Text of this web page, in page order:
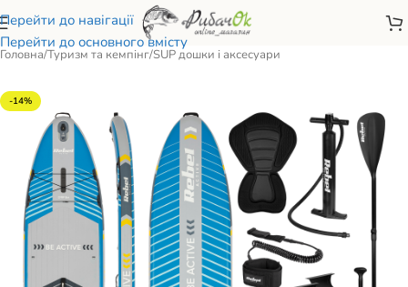
Перейти до навігації
Перейти до основного вмісту
Головна/Туризм та кемпінг/SUP дошки і аксесуари
-14%